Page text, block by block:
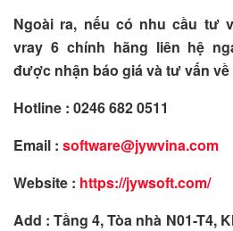
Ngoài ra, nếu có nhu cầu tư
vray 6 chính hãng liên hệ
được nhận báo giá và tư vấn
Hotline : 0246 682 0511
Email : software@jywvina.com
Website : https://jywsoft.com/
Add : Tầng 4, Tòa nhà N01-T4,